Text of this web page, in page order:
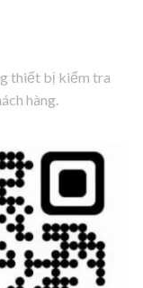
thiết bị kiểm tra
hàng.